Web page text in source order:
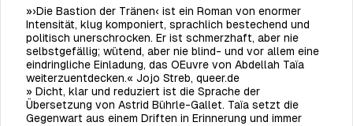
»›Die Bastion der Tränen‹ ist ein Roman von enormer
Intensität, klug komponiert, sprachlich bestechend und
politisch unerschrocken. Er ist schmerzhaft, aber nie
selbstgefällig; wütend, aber nie blind- und vor allem eine
eindringliche Einladung, das OEuvre von Abdellah Taïa
weiterzuentdecken.« Jojo Streb, queer.de
» Dicht, klar und reduziert ist die Sprache der
Übersetzung von Astrid Bührle-Gallet. Taïa setzt die
Gegenwart aus einem Driften in Erinnerung und immer